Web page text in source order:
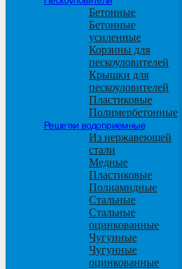
Бетонные
Бетонные
усиленные
Корзины для
пескоуловителей
Крышки для
пескоуловителей
Пластиковые
Полимербетонные
Решетки водоприемные
Из нержавеющей
стали
Медные
Пластиковые
Полиамидные
Стальные
Стальные
оцинкованные
Чугунные
Чугунные
оцинкованные